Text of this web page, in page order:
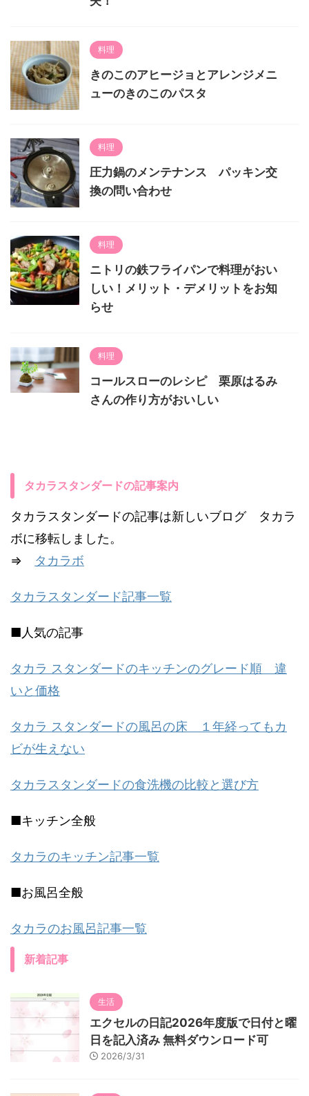
料理
きのこのアヒージョとアレンジメニ
ューのきのこのパスタ
料理
圧力鍋のメンテナンス パッキン交
換の問い合わせ
料理
ニトリの鉄フライパンで料理がおい
しい！メリット・デメリットをお知
らせ
料理
コールスローのレシピ 栗原はるみ
さんの作り方がおいしい
タカラスタンダードの記事案内
タカラスタンダードの記事は新しいブログ タカラ
ボに移転しました。
⇒ タカラボ
タカラスタンダード記事一覧
■人気の記事
タカラ スタンダードのキッチンのグレード順 違
いと価格
タカラ スタンダードの風呂の床 １年経ってもカ
ビが生えない
タカラスタンダードの食洗機の比較と選び方
■キッチン全般
タカラのキッチン記事一覧
■お風呂全般
タカラのお風呂記事一覧
新着記事
生活
エクセルの日記2026年度版で日付と曜
日を記入済み 無料ダウンロード可
2026/3/31